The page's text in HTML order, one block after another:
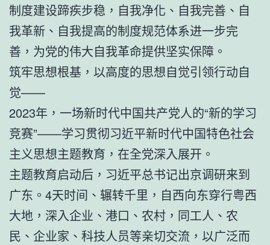
制度建设蹄疾步稳，自我净化、自我完善、自
我革新、自我提高的制度规范体系进一步完
善，为党的伟大自我革命提供坚实保障。
筑牢思想根基，以高度的思想自觉引领行动自
觉——
2023年，一场新时代中国共产党人的“新的学习
竞赛”——学习贯彻习近平新时代中国特色社会
主义思想主题教育，在全党深入展开。
主题教育启动后，习近平总书记出京调研来到
广东。4天时间、辗转千里，自西向东穿行粤西
大地，深入企业、港口、农村，同工人、农
民、企业家、科技人员等亲切交流，以广泛而